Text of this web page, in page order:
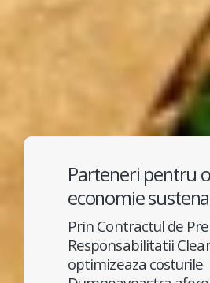
Parteneri pentru o
economie
Prin Contractul de
Responsabilitatii
optimizeaza costurile